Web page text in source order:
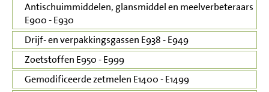
Antischuimmiddelen, glansmiddel en meelverbeteraars
E900 - E930
Drijf- en verpakkingsgassen E938 - E949
Zoetstoffen E950 - E999
Gemodificeerde zetmelen E1400 - E1499